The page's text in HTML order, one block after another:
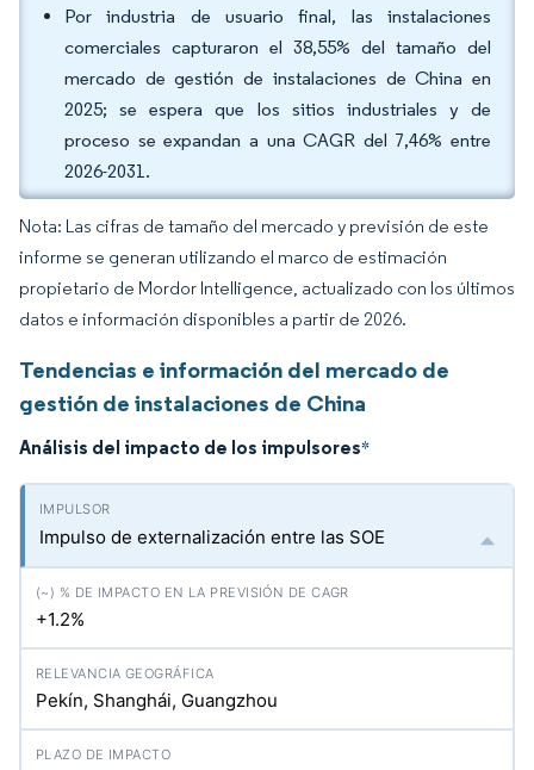
Por industria de usuario final, las instalaciones
comerciales capturaron el 38,55% del tamaño del
mercado de gestión de instalaciones de China en
2025; se espera que los sitios industriales y de
proceso se expandan a una CAGR del 7,46% entre
2026-2031.
Nota: Las cifras de tamaño del mercado y previsión de este
informe se generan utilizando el marco de estimación
propietario de Mordor Intelligence, actualizado con los últimos
datos e información disponibles a partir de 2026.
Tendencias e información del mercado de
gestión de instalaciones de China
Análisis del impacto de los impulsores*
Impulso de externalización entre las SOE
+1.2%
Pekín, Shanghái, Guangzhou